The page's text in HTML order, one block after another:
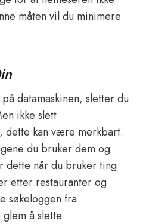
måten vil du minimere
datamaskinen, sletter du
ikke slett
dette kan være merkbart.
du bruker dem og
dette når du bruker ting
etter restauranter og
søkeloggen fra
å slette